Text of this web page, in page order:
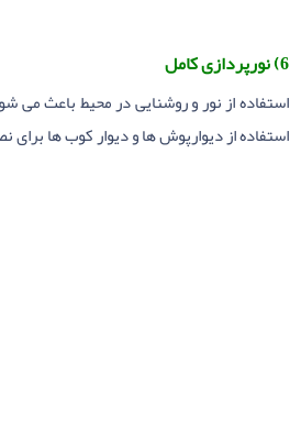
6) نورپردازی کامل
استفاده از نور و روشنایی در محیط باعث می
استفاده از دیوارپوش ها و دیوار کوب ها